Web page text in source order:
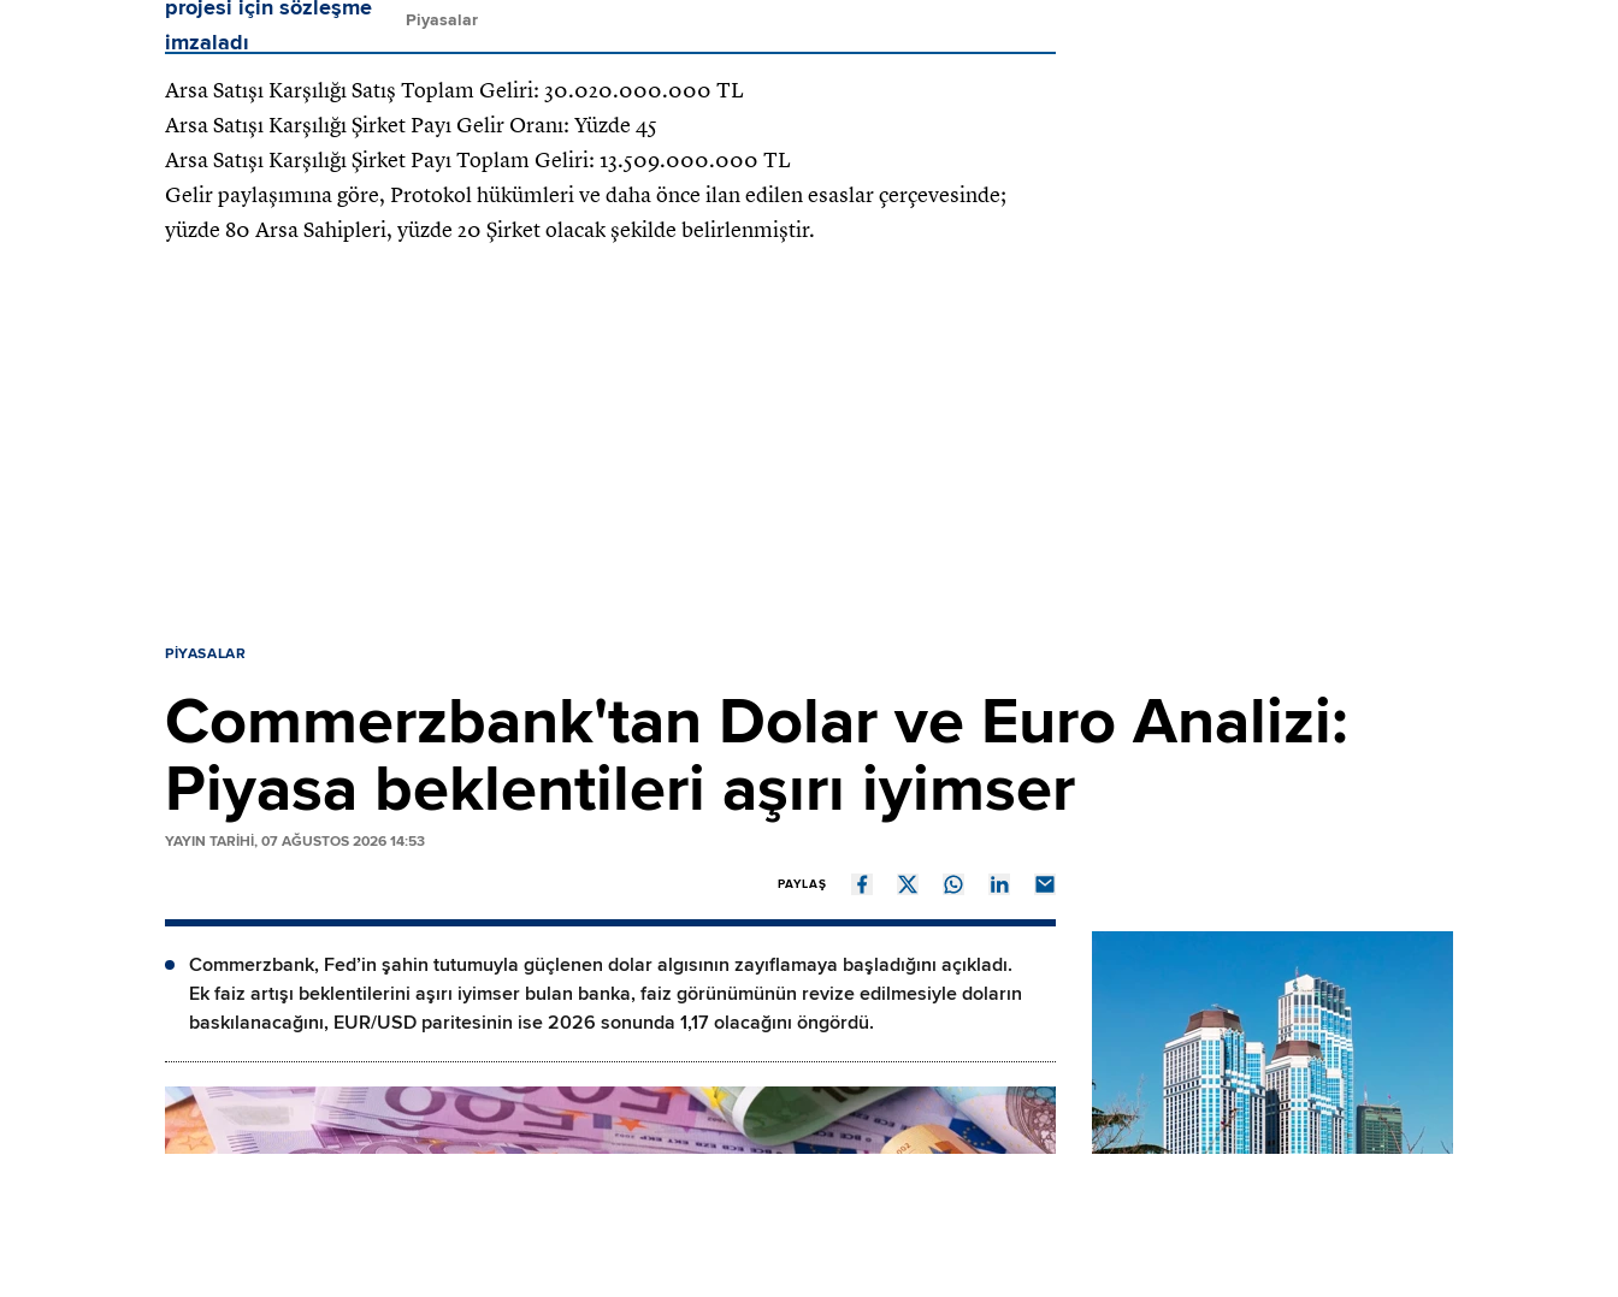
Piyasalar
Arsa Satışı Karşılığı Satış Toplam Geliri: 30.020.000.000 TL
Arsa Satışı Karşılığı Şirket Payı Gelir Oranı: Yüzde 45
Arsa Satışı Karşılığı Şirket Payı Toplam Geliri: 13.509.000.000 TL
Gelir paylaşımına göre, Protokol hükümleri ve daha önce ilan edilen esaslar çerçevesinde;
yüzde 80 Arsa Sahipleri, yüzde 20 Şirket olacak şekilde belirlenmiştir.
PIYASALAR
Commerzbank'tan Dolar ve Euro Analizi:
Piyasa beklentileri aşırı iyimser
YAYIN TARİHİ, 07 AĞUSTOS 2026 14:53
PAYLAŞ
Commerzbank, Fed’in şahin tutumuyla güçlenen dolar algısının zayıflamaya başladığını açıkladı.
Ek faiz artışı beklentilerini aşırı iyimser bulan banka, faiz görünümünün revize edilmesiyle doların
baskılanacağını, EUR/USD paritesinin ise 2026 sonunda 1,17 olacağını öngördü.